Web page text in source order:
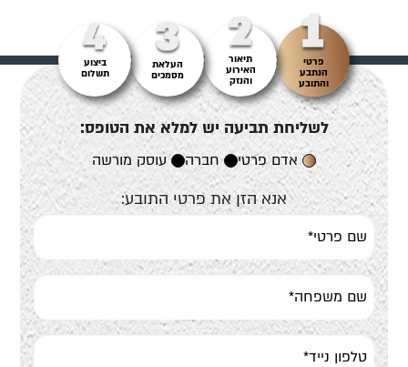
פרטי
הנתבע
והתובע
תיאור
האירוע
והנזק
העלאת
מסמכים
ביצוע
תשלום
לשליחת תביעה יש למלא את הטופס:
אדם פרטי חברה עוסק מורשה
אנא הזן את פרטי התובע: